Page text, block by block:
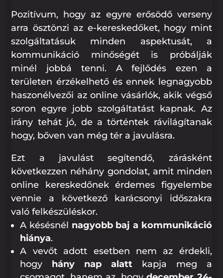
Pozitívum, hogy az egyre erősödő verseny
arra ösztönzi az e-kereskedőket, hogy mint
szolgáltatásuk minden aspektusát, a
kommunikáció minőségét is próbálják
minél jobbá tenni. A fejlődés ezen a
területen érzékelhető és ennek legnagyobb
haszonélvezői az online vásárlók, akik végső
soron egyre jobb szolgáltatást kapnak. Az
irány tehát jó, de a történtek rávilágítanak
hogy, bőven van még tér a javulásra.
Ezt a javulást segítendő, zárásként
következzen néhány gondolat, amit minden
online kereskedőnek érdemes figyelembe
vennie a következő karácsonyi időszakra
való felkészüléskor.
A késésnél nagyobb baj a kommunikáció
hiánya.
A vevőt adott esetben nem az érdekli,
hogy hány nap alatt kapja meg a